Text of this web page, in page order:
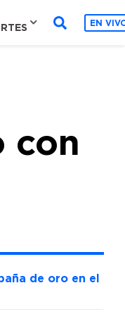
EN
con
de oro en el